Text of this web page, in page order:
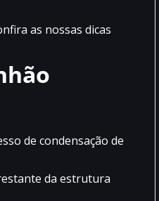
as nossas dicas
de condensação de
da estrutura